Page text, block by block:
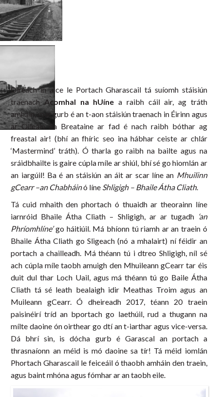
Díreach in aice le Portach Gharascail tá suíomh stáisiún
traenachAcomhal na hUíne a raibh cáil air, ag tráth
amháin, mar gurb é an t-aon stáisiún traenach in Éirinn agus
ar Oileáin na Breataine ar fad é nach raibh bóthar ag
freastal air! (bhí an fhíric seo ina hábhar ceiste ar chlár
‘Mastermind’ tráth). Ó tharla go raibh na bailte agus na
sráidbhailte is gaire cúpla míle ar shiúl, bhí sé go hiomlán ar
an iargúil! Ba é an stáisiún an áit ar scar líne an Mhuilinn
gCearr –an Chabháinó líne Shligigh – Bhaile Átha Cliath.
Tá cuid mhaith den phortach ó thuaidh ar theorainn líne
iarnróid Bhaile Átha Cliath – Shligigh, ar ar tugadh ‘an
Phríomhlíne’go háitiúil. Má bhíonn tú riamh ar an traein ó
Bhaile Átha Cliath go Sligeach (nó a mhalairt) ní féidir an
portach a chailleadh. Má théann tú i dtreo Shligigh, níl sé
ach cúpla míle taobh amuigh den Mhuileann gCearr tar éis
duit dul thar Loch Uail, agus má théann tú go Baile Átha
Cliath tá sé leath bealaigh idir Meathas Troim agus an
Muileann gCearr. Ó dheireadh 2017, téann 20 traein
paisinéirí tríd an bportach go laethúil, rud a thugann na
mílte daoine ón oirthear go dtí an t-iarthar agus vice-versa.
Dá bhrí sin, is dócha gurb é Garascal an portach a
thrasnaíonn an méid is mó daoine sa tír! Tá méid iomlán
Phortach Gharascail le feiceáil ó thaobh amháin den traein,
agus baint mhóna agus fómhar ar an taobh eile.